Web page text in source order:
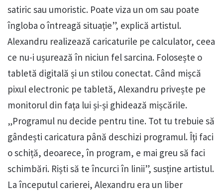
satiric sau umoristic. Poate viza un om sau poate
îngloba o întreagă situație”, explică artistul.
Alexandru realizează caricaturile pe calculator, ceea
ce nu-i ușurează în niciun fel sarcina. Folosește o
tabletă digitală și un stilou conectat. Când mișcă
pixul electronic pe tabletă, Alexandru privește pe
monitorul din fața lui și-și ghidează mișcările.
„Programul nu decide pentru tine. Tot tu trebuie să
gândești caricatura până deschizi programul. Îți faci
o schiță, deoarece, în program, e mai greu să faci
schimbări. Riști să te încurci în linii”, susține artistul.
La începutul carierei, Alexandru era un liber